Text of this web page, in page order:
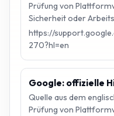
Prüfung von
Sicherheit oder
https://
270?hl=en
Google: offizielle
Quelle aus dem
Prüfung von